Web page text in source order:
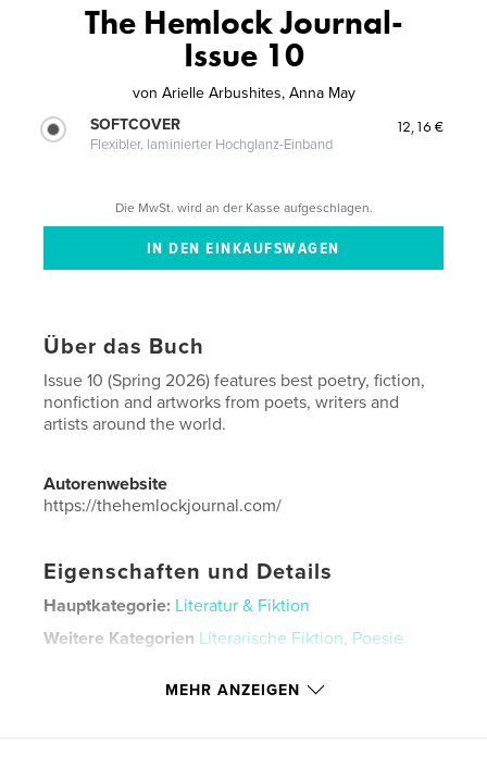
The Hemlock Journal-
Issue 10
von Arielle Arbushites, Anna May
SOFTCOVER
Flexibler, laminierter Hochglanz-Einband
12,16 €
Die MwSt. wird an der Kasse aufgeschlagen.
Über das Buch
Issue 10 (Spring 2026) features best poetry, fiction,
nonfiction and artworks from poets, writers and
artists around the world.
Autorenwebsite
https://thehemlockjournal.com/
Eigenschaften und Details
Hauptkategorie: Literatur & Fiktion
Weitere Kategorien Literarische Fiktion, Poesie
122
MEHR ANZEIGEN